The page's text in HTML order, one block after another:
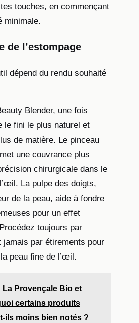
touches, en commençant
minimale.
de l’estompage
dépend du rendu souhaité
Blender, une fois
le fini le plus naturel et
de matière. Le pinceau
une couvrance plus
chirurgicale dans le
La pulpe des doigts,
de la peau, aide à fondre
pour un effet
toujours par
jamais par étirements pour
peau fine de l’œil.
La Provençale Bio et
certains produits
ils moins bien notés ?